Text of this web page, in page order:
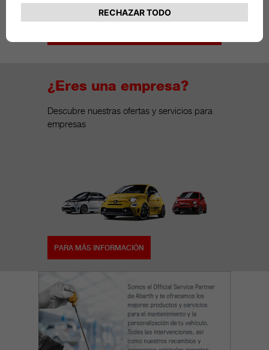
¿Eres una empresa?
Descubre nuestras ofertas y servicios para
empresas
PARA MÁS INFORMACIÓN